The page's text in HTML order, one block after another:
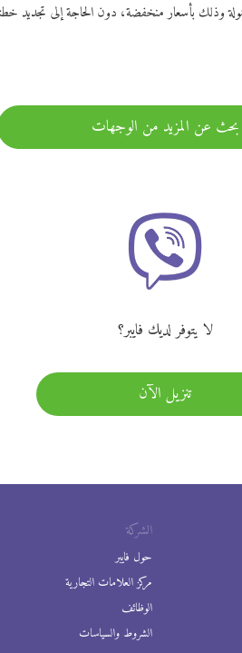
وذلك بأسعار منخفضة، دون الحاجة إلى
بحث عن المزيد من الوجهات
لا يتوفر لديك فايبر؟
تنزيل الآن
الشركة
حول فايبر
مركز العلامات التجارية
الوظائف
الشروط والسياسات